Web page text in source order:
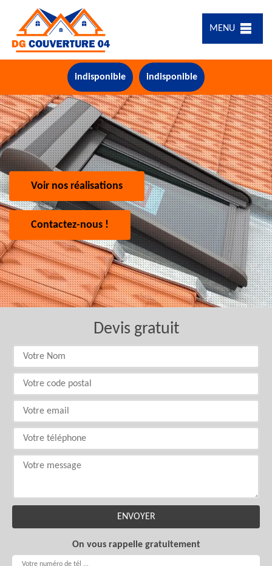
MENU
indisponible indisponible
Voir nos réalisations
Contactez-nous !
Devis gratuit
On vous rappelle gratuitement